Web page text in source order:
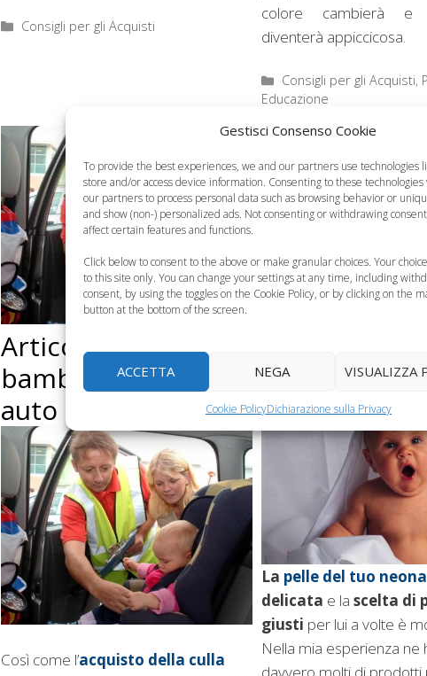
Gestisci Consenso Cookie
To provide the best experiences, we and our partners use technologies
store and/or access device information. Consenting to these
our partners to process personal data such as browsing behavior or
and show (non-) personalized ads. Not consenting or withdrawing
affect certain features and functions.
Click below to consent to the above or make granular choices. Your
to this site only. You can change your settings at any time, including
consent, by using the toggles on the Cookie Policy, or by clicking on the
button at the bottom of the screen.
ACCETTA NEGA VISUALIZZA
Cookie PolicyDichiarazione sulla Privacy
Categorie
Consigli per gli Acquisti
colore cambierà e
diventerà appiccicosa.
Categorie
Consigli per gli Acquisti,
Educazione
Articoli per
bambini: seggiolino
auto
Così come l’acquisto della culla
linea Aveeno
La pelle del tuo
delicata e la scelta di
giusti per lui a volte è
Nella mia esperienza ne